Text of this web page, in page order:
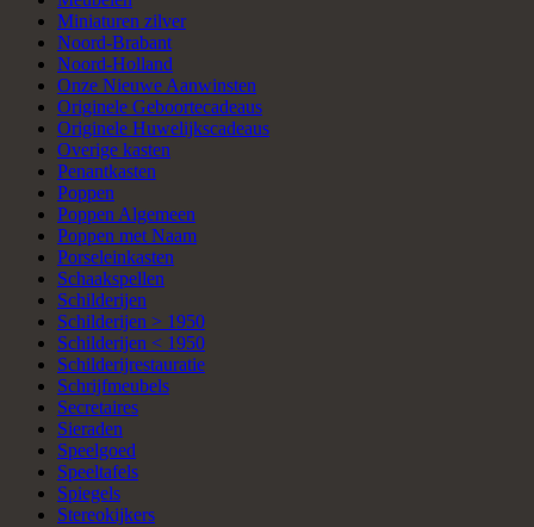
Miniaturen zilver
Noord-Brabant
Noord-Holland
Onze Nieuwe Aanwinsten
Originele Geboortecadeaus
Originele Huwelijkscadeaus
Overige kasten
Penantkasten
Poppen
Poppen Algemeen
Poppen met Naam
Porseleinkasten
Schaakspellen
Schilderijen
Schilderijen > 1950
Schilderijen < 1950
Schilderijrestauratie
Schrijfmeubels
Secretaires
Sieraden
Speelgoed
Speeltafels
Spiegels
Stereokijkers